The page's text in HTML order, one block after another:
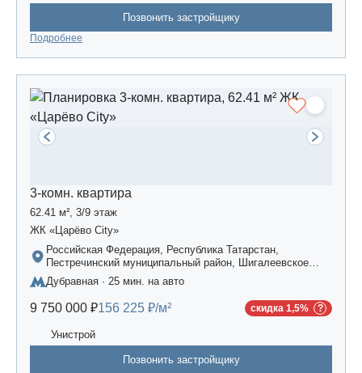
Позвонить застройщику
Подробнее
3-комн. квартира
62.41 м², 3/9 этаж
ЖК «Царёво City»
Российская Федерация, Республика Татарстан,
Пестречинский муниципальный район, Шигалеевское
сельское поселение, жилой комплекс «Усадьба
Царево-2», дом 3
Дубравная · 25 мин. на авто
9 750 000 ₽156 225 ₽/м² скидка 1,5%
Унистрой
Позвонить застройщику